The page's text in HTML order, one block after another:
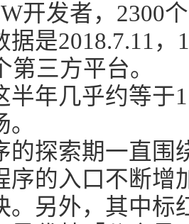
开发者，2300
据是2018.7.11
第三方平台。
半年几乎约等于
的探索期一直围
序的入口不断增
。另外，其中标